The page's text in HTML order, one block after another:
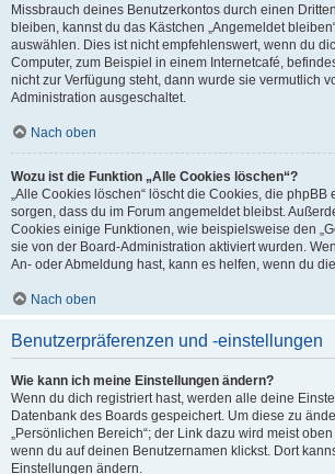
Missbrauch deines Benutzerkontos durch einen
bleiben, kannst du das Kästchen „Angemeldet
auswählen. Dies ist nicht empfehlenswert, wenn du
Computer, zum Beispiel in einem Internetcafé,
nicht zur Verfügung steht, dann wurde sie vermutlich
Administration ausgeschaltet.
Nach oben
Wozu ist die Funktion „Alle Cookies löschen“?
„Alle Cookies löschen“ löscht die Cookies, die phpBB
sorgen, dass du im Forum angemeldet bleibst.
Cookies einige Funktionen, wie beispielsweise den
sie von der Board-Administration aktiviert wurden.
An- oder Abmeldung hast, kann es helfen, wenn du
Nach oben
Benutzerpräferenzen und -einstellungen
Wie kann ich meine Einstellungen ändern?
Wenn du dich registriert hast, werden alle deine
Datenbank des Boards gespeichert. Um diese zu
„Persönlichen Bereich“; der Link dazu wird meist
wenn du auf deinen Benutzernamen klickst. Dort
Einstellungen ändern.